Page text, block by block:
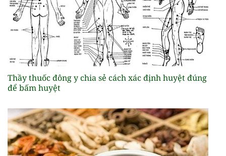
Thầy thuốc đông y chia sẻ cách xác định huyệt đúng
để bấm huyệt